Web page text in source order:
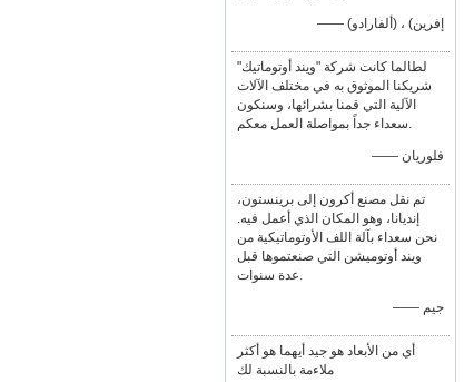
—— إفرين) ، (ألفارادو)
لطالما كانت شركة "ويند أوتوماتيك"
شريكنا الموثوق به في مختلف الآلات
الآلية التي قمنا بشرائها، وسنكون
سعداء جداً بمواصلة العمل معكم.
—— فلوريان
تم نقل مصنع أكرون إلى برينستون،
إنديانا، وهو المكان الذي أعمل فيه.
نحن سعداء بآلة اللف الأوتوماتيكية من
ويند أوتوميشن التي صنعتموها قبل
عدة سنوات.
—— جيم
أي من الأبعاد هو جيد أيهما هو أكثر
ملاءمة بالنسبة لك